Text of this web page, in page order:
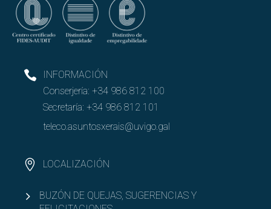
INFORMACIÓN
Conserjería: +34 986 812 100
Secretaría: +34 986 812 101
teleco.asuntosxerais@uvigo.gal
LOCALIZACIÓN
BUZÓN DE QUEJAS, SUGERENCIAS Y